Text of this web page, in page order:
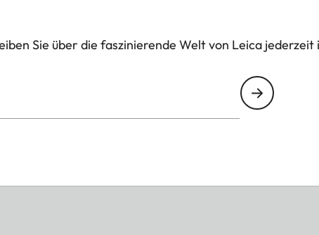
Sie über die faszinierende Welt von Leica